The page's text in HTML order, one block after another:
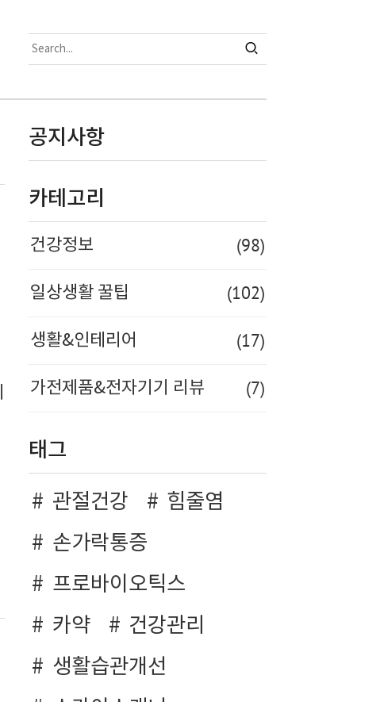
공지사항
카테고리
건강정보 (98)
일상생활 꿀팁 (102)
생활&인테리어 (17)
가전제품&전자기기 리뷰 (7)
태그
관절건강
힘줄염
손가락통증
프로바이오틱스
카약
건강관리
생활습관개선